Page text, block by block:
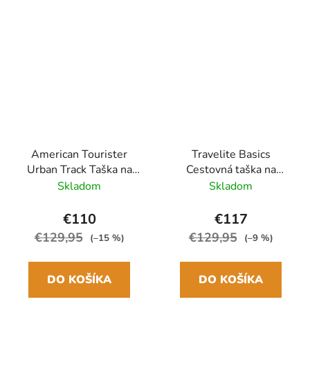
American Tourister
Urban Track Taška na
kolieskach 68cm
Skladom
€110
€129,95 (–15 %)
DO KOŠÍKA
Travelite Basics
Cestovná taška na
kolieskach 70cm Biela/
Skladom
€117
€129,95 (–9 %)
DO KOŠÍKA